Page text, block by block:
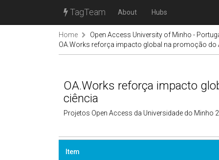
TagTeam About Hubs
Home
Open Access University of Minho -
OA.Works reforça impacto global na promoção do
OA.Works reforça impacto
ciência
Projetos Open Access da Universidade do Minho
Item